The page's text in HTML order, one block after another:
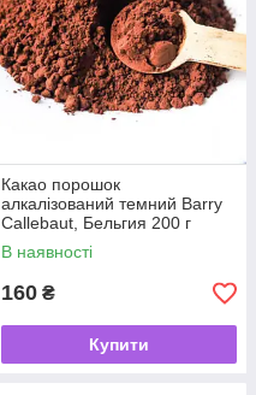
Какао порошок
алкалізований темний Barry
Callebaut, Бельгия 200 г
В наявності
160 ₴
Купити